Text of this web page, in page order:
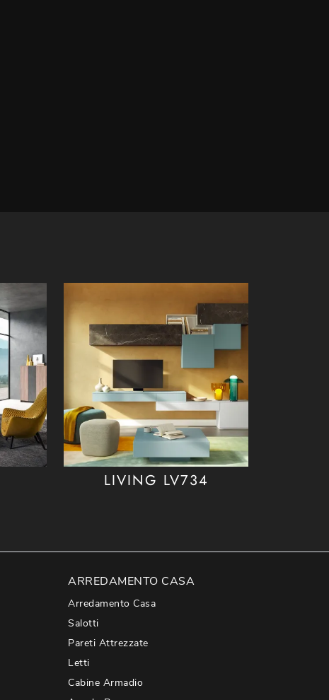
LIVING LV734
ARREDAMENTO CASA
Arredamento Casa
Salotti
Pareti Attrezzate
Letti
Cabine Armadio